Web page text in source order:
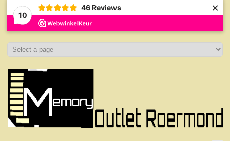
10
46 Reviews ×